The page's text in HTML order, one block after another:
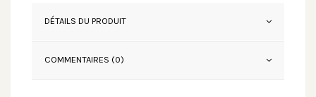
DÉTAILS DU PRODUIT
COMMENTAIRES (0)